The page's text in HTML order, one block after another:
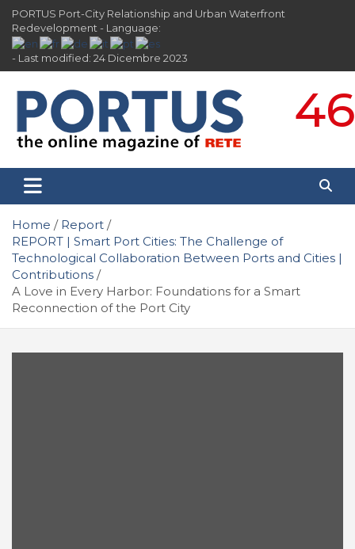
Skip
content
PORTUS Port-City Relationship and Urban Waterfront
Redevelopment - Language:
- Last modified: 24 Dicembre 2023
PORTUS
Redevelopment
46
Home
Report
REPORT | Smart Port Cities: The Challenge of
Technological Collaboration Between Ports and Cities |
Contributions
A Love in Every Harbor: Foundations for a Smart
Reconnection of the Port City